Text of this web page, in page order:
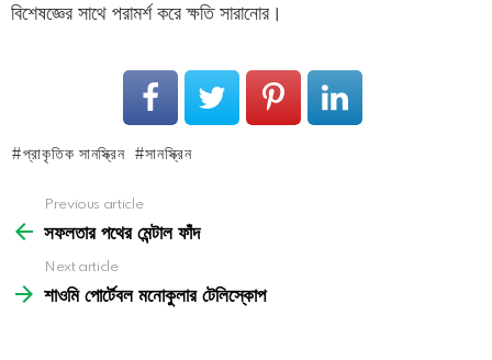
বিশেষজ্ঞের সাথে পরামর্শ করে ক্ষতি সারানোর।
প্রাকৃতিক সানস্ক্রিন সানস্ক্রিন
more
Previous article
সফলতার পথের মেন্টাল ফাঁদ
Next article
শাওমি পোর্টেবল মনোকুলার টেলিস্কোপ